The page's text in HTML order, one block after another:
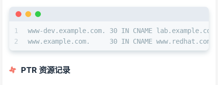
1
2
www-dev.example.com. 30 IN CNAME lab.example.com.
www.example.com.     30 IN CNAME www.redhat.com.
PTR 资源记录